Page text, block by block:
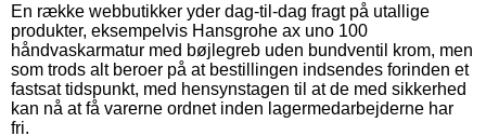
En række webbutikker yder dag-til-dag fragt på utallige
produkter, eksempelvis Hansgrohe ax uno 100
håndvaskarmatur med bøjlegreb uden bundventil krom, men
som trods alt beroer på at bestillingen indsendes forinden et
fastsat tidspunkt, med hensynstagen til at de med sikkerhed
kan nå at få varerne ordnet inden lagermedarbejderne har
fri.